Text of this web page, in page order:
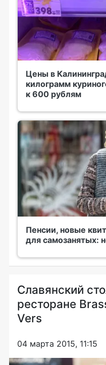
Цены в
килограмм
к 600 рублям
Пенсии, новые
для самозанятых:
Славянский
ресторане
Vers
04 марта 2015, 11:15